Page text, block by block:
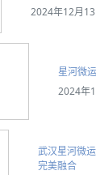
2024年12月
星河微
2024年
武汉星河微
完美融合